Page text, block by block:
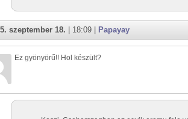
szeptember 18. | 18:09 | Papayay
Ez gyönyörű!! Hol készült?